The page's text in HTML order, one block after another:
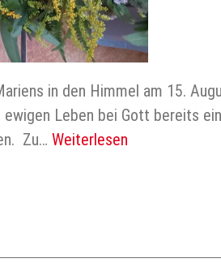
in den Himmel am 15.
Leben bei Gott bereits
Zu… Weiterlesen